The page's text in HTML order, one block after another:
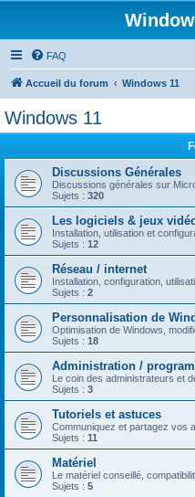
FAQ
Accueil du forum Windows 11
Windows 11
Discussions Générales
Discussions générales sur
Sujets : 320
Les logiciels & jeux
Installation, utilisation et
Sujets : 12
Réseau / internet
Installation, configuration,
Sujets : 2
Personnalisation de
Optimisation de Windows,
Sujets : 18
Administration /
Le coin des administrateurs et
Sujets : 3
Tutoriels et astuces
Communiquez et partagez vos
Sujets : 11
Matériel
Le matériel conseillé,
Sujets : 5